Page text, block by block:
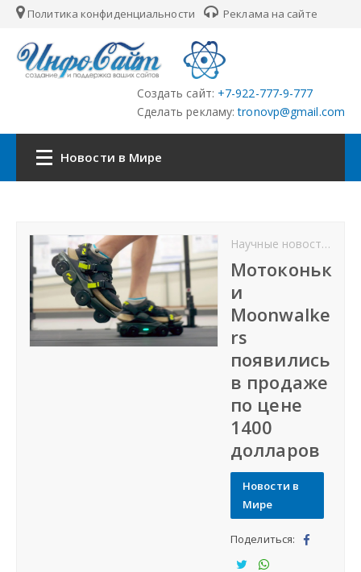
Политика конфиденциальности Реклама на сайте
Создать сайт: +7-922-777-9-777
Сделать рекламу: tronovp@gmail.com
Новости в Мире
ЦФО
ПФО
УФО
Научные новости
Мотоконьк
и
Moonwalke
rs
появились
в продаже
по цене
1400
долларов
Новости в
Мире
Поделиться: